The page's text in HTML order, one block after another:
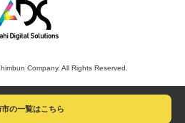
市の一覧はこちら
Company. All Rights Reserved.